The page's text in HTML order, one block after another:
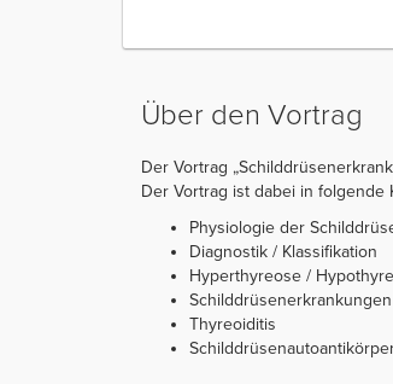
Über den Vortrag
Der Vortrag
Der Vortrag ist dabei in folgende
Physiologie der
Diagnostik / Klassifikation
Hyperthyreose /
Thyreoiditis